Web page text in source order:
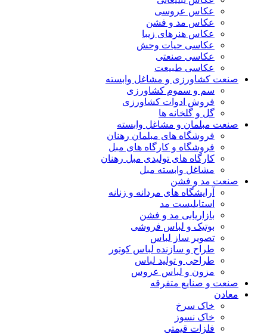
عکاس عروسی
عکاس مد و فشن
عکاس هنرهای زیبا
عکاسی حیات وحش
عکاسی صنعتی
عکاسی طبیعت
صنعت کشاورزی و مشاغل وابسته
سم و سموم کشاورزی
فروش ادوات کشاورزی
گل و گلخانه ها
صنعت مبلمان و مشاغل وابسته
فروشگاه های مبلمان رهنان
فروشگاه و کارگاه های مبل
کارگاه های تولیدی مبل رهنان
مشاغل وابسته مبل
صنعت مد و فشن
آرایشگاه های مردانه و زنانه
استایلیست مد
بازاریابی مد و فشن
بوتیک و لباس فروشی
تصویر ساز لباس
طراح و سازنده لباس کوتور
طراحی و تولید لباس
مزون و لباس عروس
صنعت و صنایع متفرقه
معادن
خاک سرخ
خاک نسوز
فلزات قیمتی